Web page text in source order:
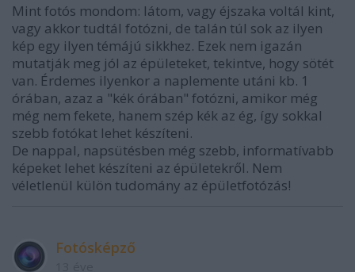
Mint fotós mondom: látom, vagy éjszaka voltál kint,
vagy akkor tudtál fotózni, de talán túl sok az ilyen
kép egy ilyen témájú sikkhez. Ezek nem igazán
mutatják meg jól az épületeket, tekintve, hogy sötét
van. Érdemes ilyenkor a naplemente utáni kb. 1
órában, azaz a "kék órában" fotózni, amikor még
még nem fekete, hanem szép kék az ég, így sokkal
szebb fotókat lehet készíteni.
De nappal, napsütésben még szebb, informatívabb
képeket lehet készíteni az épületekről. Nem
véletlenül külön tudomány az épületfotózás!
Fotósképző